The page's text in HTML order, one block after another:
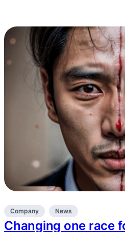
Company News
Changing one race